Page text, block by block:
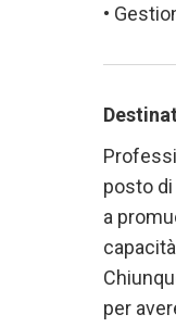
•
posto
a
per